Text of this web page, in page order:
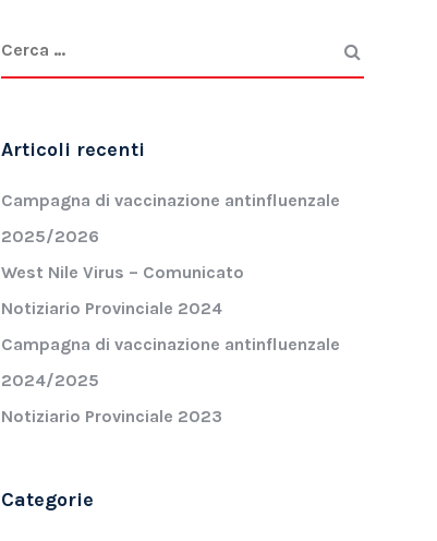
Articoli recenti
Campagna di vaccinazione antinfluenzale
2025/2026
West Nile Virus – Comunicato
Notiziario Provinciale 2024
Campagna di vaccinazione antinfluenzale
2024/2025
Notiziario Provinciale 2023
Categorie